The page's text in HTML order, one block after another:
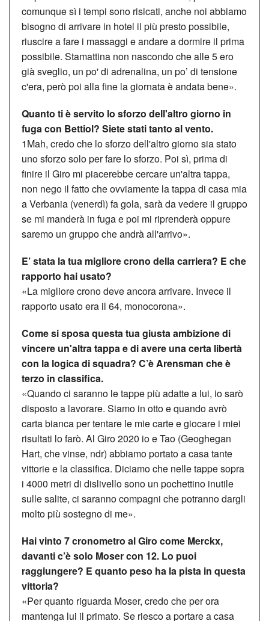
comunque sì i tempi sono risicati, anche noi abbiamo
bisogno di arrivare in hotel il più presto possibile,
riuscire a fare i massaggi e andare a dormire il prima
possibile. Stamattina non nascondo che alle 5 ero
già sveglio, un po' di adrenalina, un po’ di tensione
c'era, però poi alla fine la giornata è andata bene».
Quanto ti è servito lo sforzo dell'altro giorno in
fuga con Bettiol? Siete stati tanto al vento.
1Mah, credo che lo sforzo dell'altro giorno sia stato
uno sforzo solo per fare lo sforzo. Poi sì, prima di
finire il Giro mi piacerebbe cercare un'altra tappa,
non nego il fatto che ovviamente la tappa di casa mia
a Verbania (venerdì) fa gola, sarà da vedere il gruppo
se mi manderà in fuga e poi mi riprenderà oppure
saremo un gruppo che andrà all'arrivo».
E’ stata la tua migliore crono della carriera? E che
rapporto hai usato?
«La migliore crono deve ancora arrivare. Invece il
rapporto usato era il 64, monocorona».
Come si sposa questa tua giusta ambizione di
vincere un'altra tappa e di avere una certa libertà
con la logica di squadra? C’è Arensman che è
terzo in classifica.
«Quando ci saranno le tappe più adatte a lui, io sarò
disposto a lavorare. Siamo in otto e quando avrò
carta bianca per tentare le mie carte e giocare i miei
risultati lo farò. Al Giro 2020 io e Tao (Geoghegan
Hart, che vinse, ndr) abbiamo portato a casa tante
vittorie e la classifica. Diciamo che nelle tappe sopra
i 4000 metri di dislivello sono un pochettino inutile
sulle salite, ci saranno compagni che potranno dargli
molto più sostegno di me».
Hai vinto 7 cronometro al Giro come Merckx,
davanti c’è solo Moser con 12. Lo puoi
raggiungere? E quanto peso ha la pista in questa
vittoria?
«Per quanto riguarda Moser, credo che per ora
mantenga lui il primato. Se riesco a portare a casa